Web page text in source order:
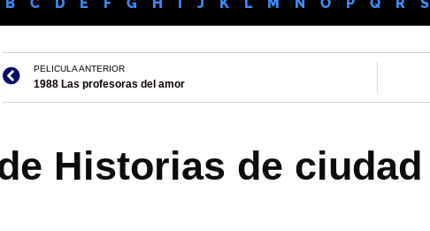
PELICULA ANTERIOR
1988 Las profesoras del amor
Historias de ciudad